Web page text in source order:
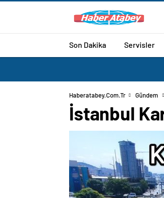
Son Dakika Servisler
Haberatabey.com.tr Gündem
İstanbul